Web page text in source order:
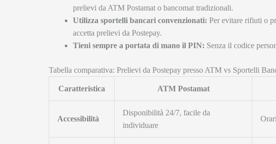
prelievi da ATM Postamat o bancomat tradizionali.
Utilizza sportelli bancari convenzionati: Per evitare rifiuti o
accetta prelievi da Postepay.
Tieni sempre a portata di mano il PIN: Senza il codice
Tabella comparativa: Prelievi da Postepay presso ATM vs Sportelli
Caratteristica ATM Postamat
Accessibilità
Disponibilità 24/7, facile da
individuare